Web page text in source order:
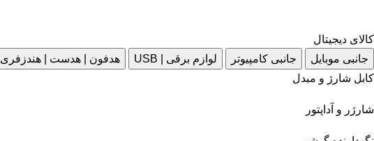
کالای دیجیتال
جانبی موبایل
جانبی کامپیوتر لوازم برقی | USB هدفون | هدست | هندزفری
کابل شارژ و مبدل
شارژر و آداپتور